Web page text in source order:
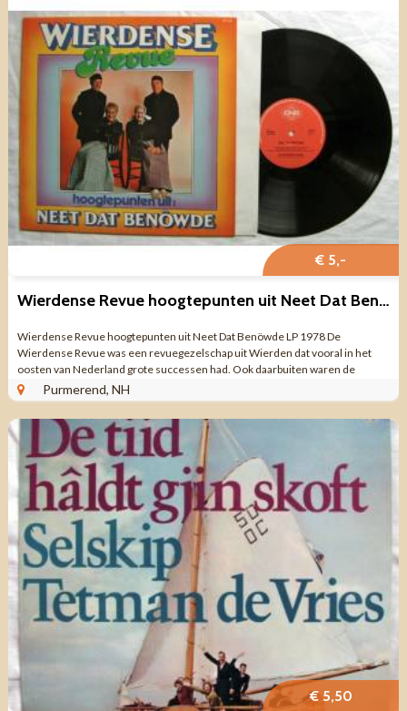
€ 5,-
Wierdense Revue hoogtepunten uit Neet Dat Benöwde LP 1978 ZGAN
Wierdense Revue hoogtepunten uit Neet Dat Benöwde LP 1978 De
Wierdense Revue was een revuegezelschap uit Wierden dat vooral in het
oosten van Nederland grote successen had. Ook daarbuiten waren de
theatershows populair. Het ...
Purmerend, NH
€ 5,50